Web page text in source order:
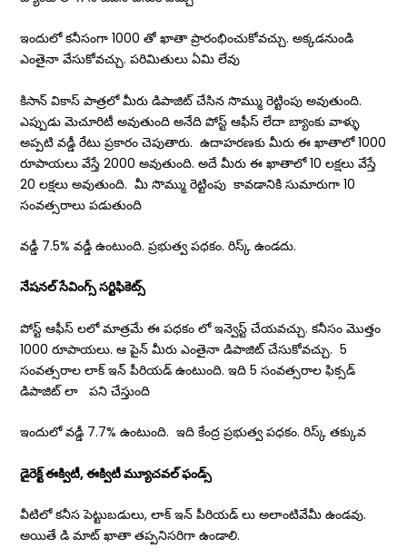
ఇందులో కనీసంగా 1000 తో ఖాతా ప్రారంభించుకోవచ్చు. అక్కడనుండి
ఎంతైనా వేసుకోవచ్చు. పరిమితులు ఏమి లేవు
కిసాన్ వికాస్ పాత్రలో మీరు డిపాజిట్ చేసిన సొమ్ము రెట్టింపు అవుతుంది.
ఎప్పుడు మెచూరిటీ అవుతుంది అనేది పోస్ట్ ఆఫీస్ లేదా బ్యాంకు వాళ్ళు
అప్పటి వడ్డీ రేటు ప్రకారం చెపుతారు. ఉదాహరణకు మీరు ఈ ఖాతాలో 1000
రూపాయలు వేస్తే 2000 అవుతుంది. అదే మీరు ఈ ఖాతాలో 10 లక్షలు వేస్తే
20 లక్షలు అవుతుంది. మీ సొమ్ము రెట్టింపు కావడానికి సుమారుగా 10
సంవత్సరాలు పడుతుంది
వడ్డీ 7.5% వడ్డీ ఉంటుంది. ప్రభుత్వ పధకం. రిస్క్ ఉండదు.
నేషనల్ సేవింగ్స్ సర్టిఫికెట్స్
పోస్ట్ ఆఫీస్ లలో మాత్రమే ఈ పధకం లో ఇన్వెస్ట్ చేయవచ్చు. కనీసం మొత్తం
1000 రూపాయలు. ఆ పైన్ మీరు ఎంతైనా డిపాజిట్ చేసుకోవచ్చు. 5
సంవత్సరాల లాక్ ఇన్ పీరియడ్ ఉంటుంది. ఇది 5 సంవత్సరాల ఫిక్సడ్
డిపాజిట్ లా పని చేస్తుంది
ఇందులో వడ్డీ 7.7% ఉంటుంది. ఇది కేంద్ర ప్రభుత్వ పధకం. రిస్క్ తక్కువ
డైరెక్ట్ ఈక్విటీ, ఈక్విటీ మ్యూచవల్ ఫండ్స్
వీటిలో కనీస పెట్టుబడులు, లాక్ ఇన్ పీరియడ్ లు అలాంటివేమీ ఉండవు.
అయితే డి మాట్ ఖాతా తప్పనిసరిగా ఉండాలి.